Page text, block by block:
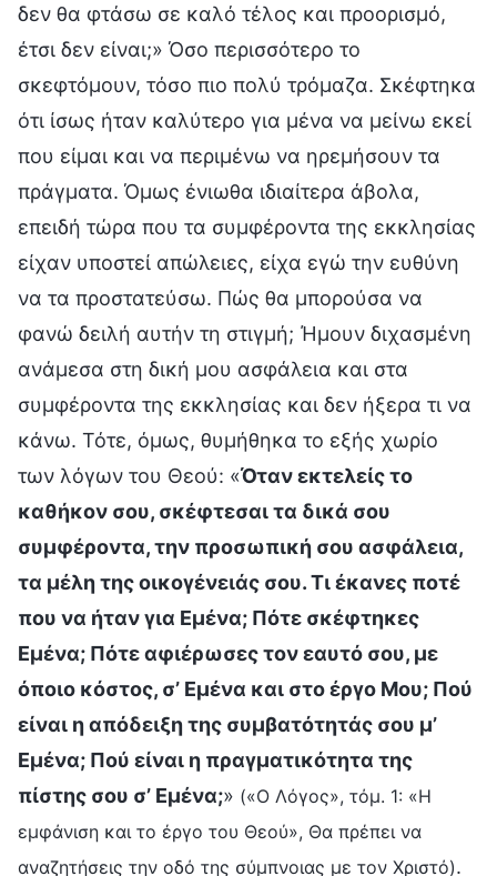
δεν θα φτάσω σε καλό τέλος και προορισμό,
έτσι δεν είναι;» Όσο περισσότερο το
σκεφτόμουν, τόσο πιο πολύ τρόμαζα. Σκέφτηκα
ότι ίσως ήταν καλύτερο για μένα να μείνω εκεί
που είμαι και να περιμένω να ηρεμήσουν τα
πράγματα. Όμως ένιωθα ιδιαίτερα άβολα,
επειδή τώρα που τα συμφέροντα της εκκλησίας
είχαν υποστεί απώλειες, είχα εγώ την ευθύνη
να τα προστατεύσω. Πώς θα μπορούσα να
φανώ δειλή αυτήν τη στιγμή; Ήμουν διχασμένη
ανάμεσα στη δική μου ασφάλεια και στα
συμφέροντα της εκκλησίας και δεν ήξερα τι να
κάνω. Τότε, όμως, θυμήθηκα το εξής χωρίο
των λόγων του Θεού: «Όταν εκτελείς το
καθήκον σου, σκέφτεσαι τα δικά σου
συμφέροντα, την προσωπική σου ασφάλεια,
τα μέλη της οικογένειάς σου. Τι έκανες ποτέ
που να ήταν για Εμένα; Πότε σκέφτηκες
Εμένα; Πότε αφιέρωσες τον εαυτό σου, με
όποιο κόστος, σ’ Εμένα και στο έργο Μου; Πού
είναι η απόδειξη της συμβατότητάς σου μ’
Εμένα; Πού είναι η πραγματικότητα της
πίστης σου σ’ Εμένα;» («Ο Λόγος», τόμ. 1: «Η
εμφάνιση και το έργο του Θεού», Θα πρέπει να
αναζητήσεις την οδό της σύμπνοιας με τον Χριστό).